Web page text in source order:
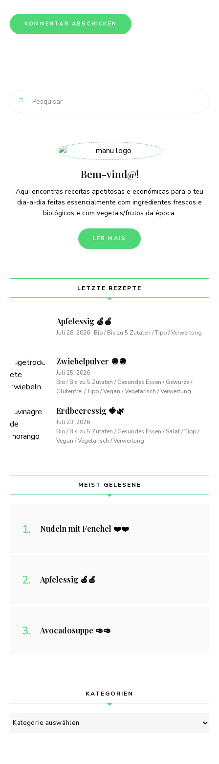
Bem-vind@!
Aqui encontras receitas apetitosas e económicas para o teu
dia-a-dia feitas essencialmente com ingredientes frescos e
biológicos e com vegetais/frutos da época.
LER MAIS
LETZTE REZEPTE
Apfelessig 🍏🍎
Juli 28, 2026 Bio / Bis zu 5 Zutaten / Tipp / Verwertung
Zwiebelpulver 🧅🧅
Juli 25, 2026
Bio / Bis zu 5 Zutaten / Gesundes Essen / Gewürze /
Glutenfrei / Tipp / Vegan / Vegetarisch / Verwertung
Erdbeeressig 🍓🌿
Juli 23, 2026
Bio / Bis zu 5 Zutaten / Gesundes Essen / Salat / Tipp /
Vegan / Vegetarisch / Verwertung
MEIST GELESENE
Nudeln mit Fenchel ❤️❤️
Apfelessig 🍏🍎
Avocadosuppe 🥑🥑
KATEGORIEN
Kategorien